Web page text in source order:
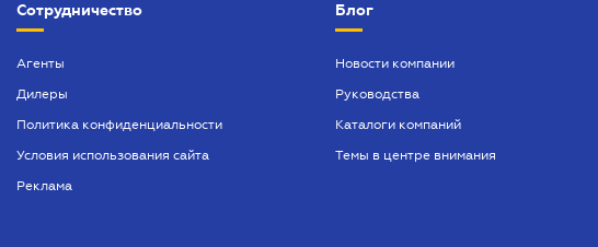
БИЗНЕС
БУХГАЛТЕР ПРОФ
ЮРИСТ ПРОФ
Сотрудничество
Агенты
Дилеры
Политика конфиденциальности
Условия использования сайта
Реклама
Блог
Новости компании
Руководства
Каталоги компаний
Темы в центре внимания